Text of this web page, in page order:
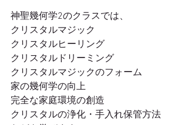
神聖幾何学2のクラスでは、
クリスタルマジック
クリスタルヒーリング
クリスタルドリーミング
クリスタルマジックのフォーム
家の幾何学の向上
完全な家庭環境の創造
クリスタルの浄化・手入れ保管方法